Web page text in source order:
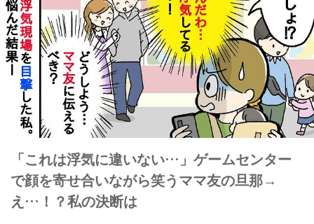
「これは浮気に違いない…」ゲームセンター
で顔を寄せ合いながら笑うママ友の旦那→
え…！？私の決断は